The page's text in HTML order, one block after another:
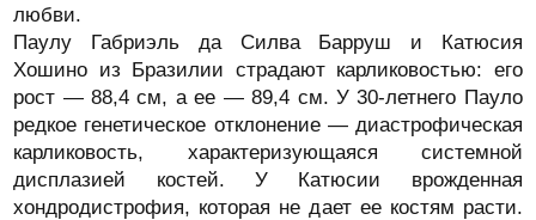
любви.
Паулу Габриэль да Силва Барруш и Катюсия
Хошино из Бразилии страдают карликовостью: его
рост — 88,4 см, а ее — 89,4 см. У 30-летнего Пауло
редкое генетическое отклонение — диастрофическая
карликовость, характеризующаяся системной
дисплазией костей. У Катюсии врожденная
хондродистрофия, которая не дает ее костям расти.